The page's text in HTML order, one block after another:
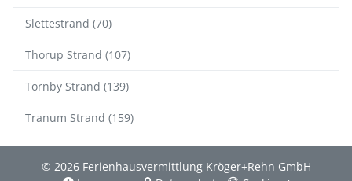
Slettestrand (70)
Thorup Strand (107)
Tornby Strand (139)
Tranum Strand (159)
© 2026 Ferienhausvermittlung Kröger+Rehn GmbH